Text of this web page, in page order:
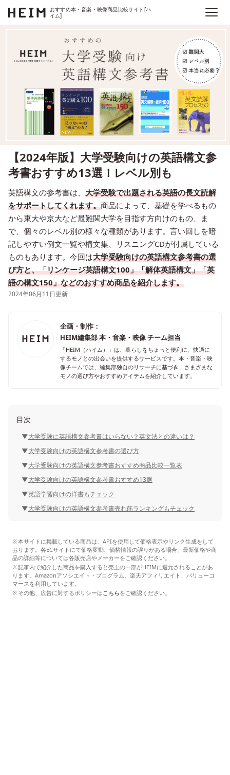
おすすめ本・音楽・映像商品比較サイト[ハ
イム]
【2024年版】大学受験向けの英語構文参
考書おすすめ13選！レベル別も
英語構文の参考書は、 大学受験で出題される英語の長文読解
をサポートしてくれます。商品によって、基礎を学べるもの
から東大や京大など最難関大学を目指す方向けのもの、ま
で、個々のレベル別の様々な種類があります。言い回しを暗
記しやすい例文一覧や構文集、リスニングCDが付属している
ものもあります。今回は大学受験向けの英語構文参考書の選
び方と、「リンケージ英語構文100」「解体英語構文」「英
語の構文150」などのおすすめ商品を紹介します。
2024年06月11日更新
企画・制作：
HEIM編集部 本・音楽・映像 チーム担当
「HEIM（ハイム）」は、暮らしをちょっと便利に、快適に
するモノとの出会いを提供するサービスです。本・音楽・映
像チームでは、編集部独自のリサーチに基づき、さまざまな
モノの選び方やおすすめアイテムを紹介しています。
目次
大学受験に英語構文参考書はいらない？英文法との違いは？
大学受験向けの英語構文参考書の選び方
大学受験向けの英語構文参考書おすすめ商品比較一覧表
大学受験向けの英語構文参考書おすすめ13選
英語学習向けの洋書もチェック
大学受験向けの英語構文参考書売れ筋ランキングもチェック
本サイトに掲載している商品は、APIを使用して価格表示やリンク生成をして
おります。各ECサイトにて価格変動、価格情報の誤りがある場合、最新価格や商
品の詳細等については各販売店やメーカーをご確認ください。
記事内で紹介した商品を購入すると売上の一部がHEIMに還元されることがあ
ります。Amazonアソシエイト・プログラム、楽天アフィリエイト、バリューコ
マースを利用しています。
その他、広告に対するポリシーはこちらをご確認ください。